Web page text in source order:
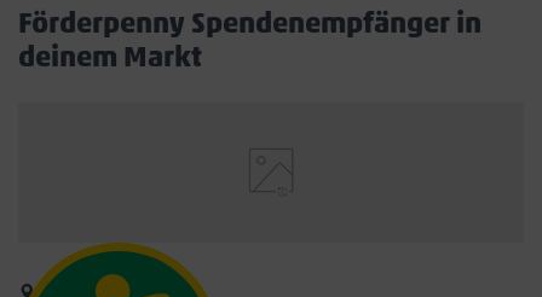
Förderpenny Spendenempfänger in
deinem Markt